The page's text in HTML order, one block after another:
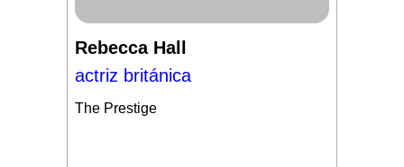
Rebecca Hall
actriz británica
The Prestige